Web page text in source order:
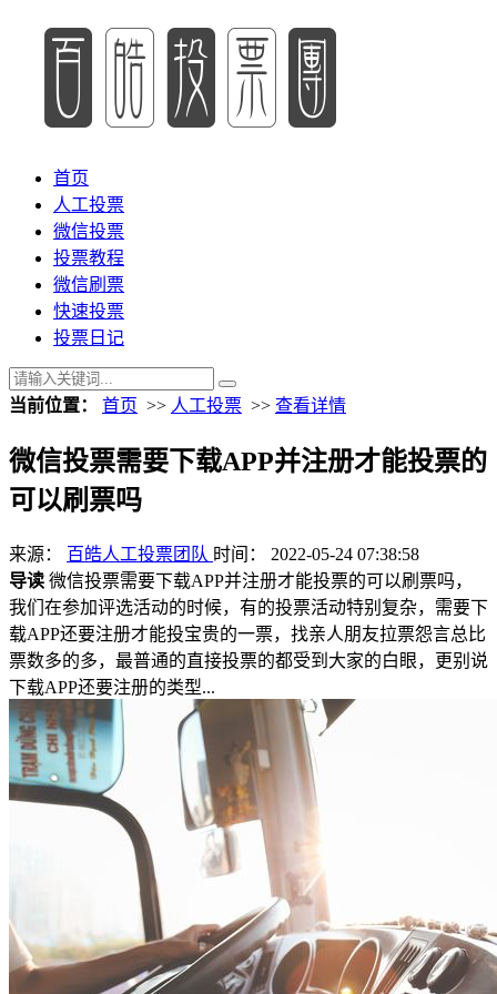
首页
人工投票
微信投票
投票教程
微信刷票
快速投票
投票日记
当前位置： 首页 >> 人工投票 >> 查看详情
微信投票需要下载APP并注册才能投票的
可以刷票吗
来源： 百皓人工投票团队 时间： 2022-05-24 07:38:58
导读 微信投票需要下载APP并注册才能投票的可以刷票吗，
我们在参加评选活动的时候，有的投票活动特别复杂，需要下
载APP还要注册才能投宝贵的一票，找亲人朋友拉票怨言总比
票数多的多，最普通的直接投票的都受到大家的白眼，更别说
下载APP还要注册的类型...